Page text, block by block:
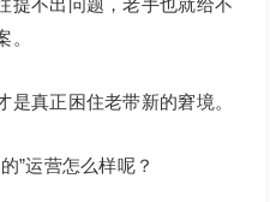
提不出问题，老手也就给不
。
真正困住老带新的窘境。
”运营怎么样呢？